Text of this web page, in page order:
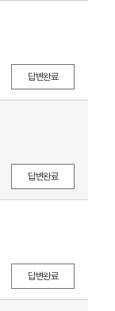
답변완료
답변완료
답변완료